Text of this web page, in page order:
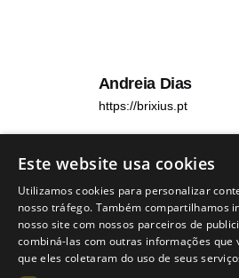
Andreia Dias
https://brixius.pt
Este website usa cookies
Utilizamos cookies para personalizar
nosso tráfego. Também compartilhamos
nosso site com nossos parceiros de
combiná-las com outras informações que
que eles coletaram do uso de seus